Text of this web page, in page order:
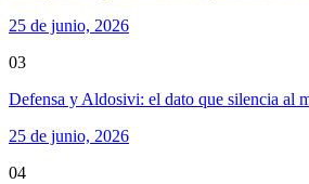
25 de junio, 2026
03
Defensa y Aldosivi: el dato que silencia al
25 de junio, 2026
04